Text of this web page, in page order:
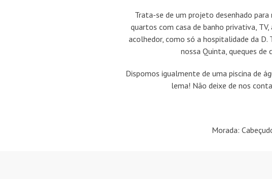
Trata-se de um projeto desenhado para
quartos com casa de banho privativa,
acolhedor, como só a hospitalidade da D.
nossa Quinta, queques de
Dispomos igualmente de uma piscina de
lema! Não deixe de nos
Morada: